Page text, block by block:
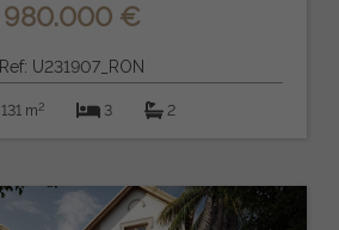
980.000 €
Ref: U231907_RON
131 m2 3 2